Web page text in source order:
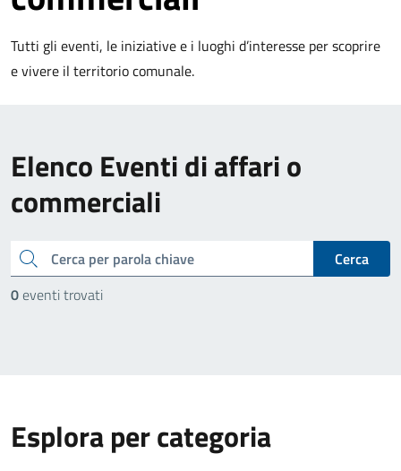
Tutti gli eventi, le iniziative e i luoghi d’interesse per scoprire
e vivere il territorio comunale.
Elenco Eventi di affari o
commerciali
cerca
Cerca
0eventi trovati
Esplora per categoria